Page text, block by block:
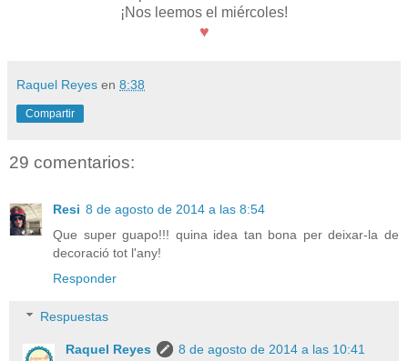
¡Nos leemos el miércoles!
♥
Raquel Reyes en 8:38
Compartir
29 comentarios:
Resi 8 de agosto de 2014 a las 8:54
Que super guapo!!! quina idea tan bona per deixar-la de
decoració tot l'any!
Responder
Respuestas
Raquel Reyes
8 de agosto de 2014 a las 10:41